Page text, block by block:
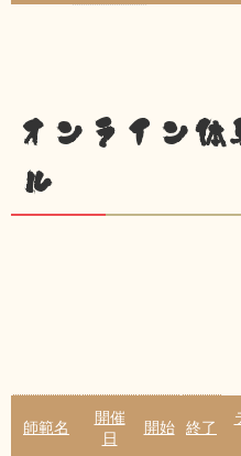
オンライン
ル
師範名
開催
日
開始 終了